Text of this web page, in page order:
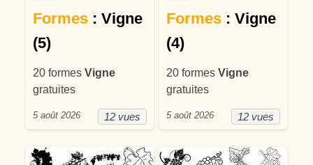
Formes : Vigne
(5)
20 formesVigne
gratuites
12 vues
5 août 2026
Formes: Vigne
(4)
20 formes Vigne
gratuites
12 vues
5 août 2026